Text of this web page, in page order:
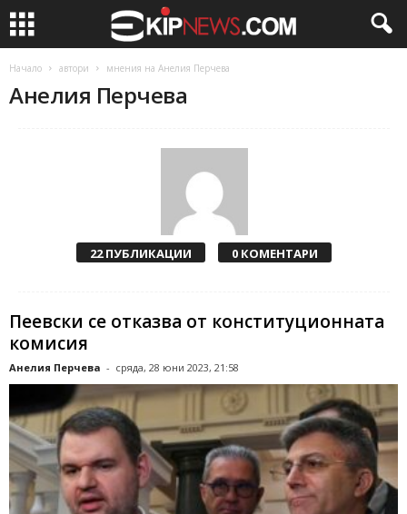
Начало автори мнения на Анелия Перчева
Анелия Перчева
22 ПУБЛИКАЦИИ 0 КОМЕНТАРИ
Пеевски се отказва от конституционната
комисия
Анелия Перчева - сряда, 28 юни 2023, 21:58